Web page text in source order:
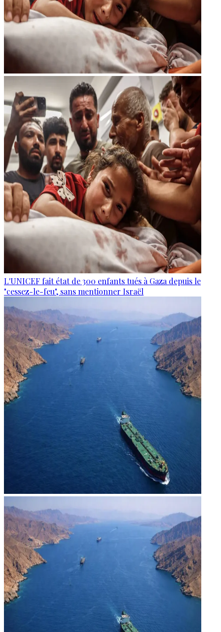
L'UNICEF fait état de 300 enfants tués à Gaza depuis le
"cessez-le-feu", sans mentionner Israël